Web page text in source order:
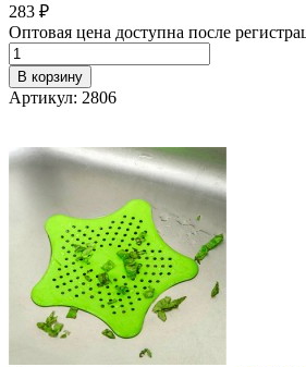
283 ₽
Оптовая цена доступна после
В корзину
Артикул: 2806